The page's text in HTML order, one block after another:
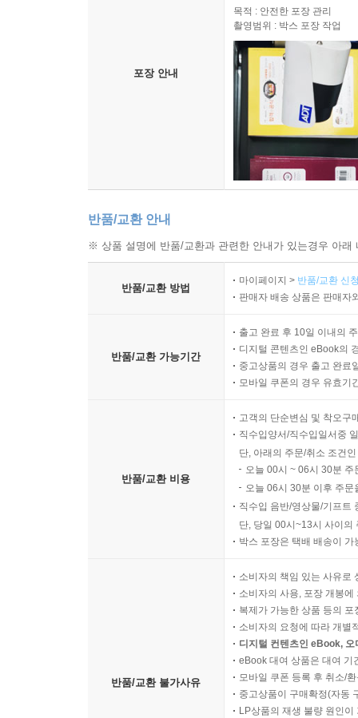
포장 안내
목적 : 안전한 포장 관리
촬영범위 : 박스 포장 작업
반품/교환 안내
※ 상품 설명에 반품/교환과 관련한 안내가 있는경우 아
반품/교환 방법
마이페이지 > 반품/교환 신
판매자 배송 상품은 판매자
반품/교환 가능기간
출고 완료 후 10일 이내의
디지털 콘텐츠인 eBook의
중고상품의 경우 출고 완료
모바일 쿠폰의 경우 유효기
반품/교환 비용
고객의 단순변심 및 착오구
직수입양서/직수입일서중
단, 아래의 주문/취소 조건
오늘 00시 ~ 06시 30분
오늘 06시 30분 이후 주
직수입 음반/영상물/기프트
단, 당일 00시~13시 사이의
박스 포장은 택배 배송이
반품/교환 불가사유
소비자의 책임 있는 사유로
소비자의 사용, 포장 개봉
복제가 가능한 상품 등의
소비자의 요청에 따라 개별
디지털 컨텐츠인 eBook,
eBook 대여 상품은 대여 기
모바일 쿠폰 등록 후 취소/
중고상품이 구매확정(자동
LP상품의 재생 불량 원인